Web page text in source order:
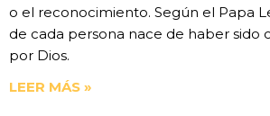
o el reconocimiento. Según el Papa
de cada persona nace de haber sido
por Dios.
LEER MÁS »